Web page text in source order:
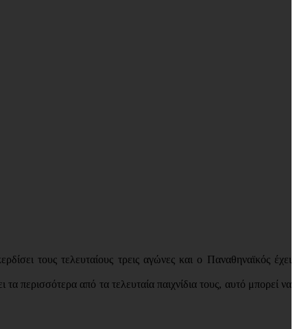
τους τελευταίους τρεις αγώνες και ο Παναθηναϊκός έχει
τα περισσότερα από τα τελευταία παιχνίδια τους, αυτό μπορεί να